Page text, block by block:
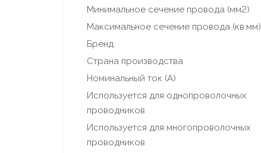
Минимальное сечение провода (мм2)
Максимальное сечение провода (кв.мм)
Бренд
Страна производства
Номинальный ток (А)
Используется для однопроволочных
проводников
Используется для многопроволочных
проводников